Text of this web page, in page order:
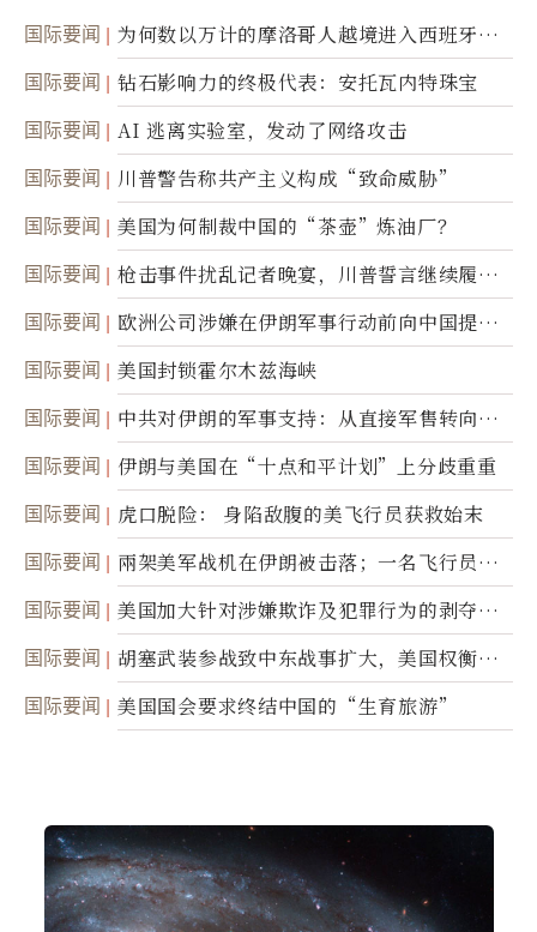
国际要闻
为何数以万计的摩洛哥人越境进入西班牙休
达
国际要闻 钻石影响力的终极代表：安托瓦内特珠宝
国际要闻 AI 逃离实验室，发动了网络攻击
国际要闻 川普警告称共产主义构成“致命威胁”
国际要闻 美国为何制裁中国的“茶壶”炼油厂？
国际要闻
枪击事件扰乱记者晚宴，川普誓言继续履行
职责
国际要闻
欧洲公司涉嫌在伊朗军事行动前向中国提供
美军基地的卫星图像
国际要闻 美国封锁霍尔木兹海峡
国际要闻
中共对伊朗的军事支持：从直接军售转向间
接技术转让
国际要闻 伊朗与美国在“十点和平计划”上分歧重重
国际要闻 虎口脱险： 身陷敌腹的美飞行员获救始末
国际要闻
兩架美军战机在伊朗被击落；一名飞行员失
踪
国际要闻
美国加大针对涉嫌欺诈及犯罪行为的剥夺公
民权力度
国际要闻
胡塞武装参战致中东战事扩大，美国权衡地
面入侵的可能性
国际要闻 美国国会要求终结中国的“生育旅游”